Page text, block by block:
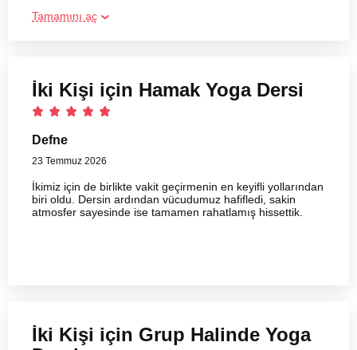
tekrar katılacağım.
Tamamını aç
İki Kişi için Hamak Yoga Dersi
Defne
23 Temmuz 2026
İkimiz için de birlikte vakit geçirmenin en keyifli yollarından
biri oldu. Dersin ardından vücudumuz hafifledi, sakin
atmosfer sayesinde ise tamamen rahatlamış hissettik.
İki Kişi için Grup Halinde Yoga